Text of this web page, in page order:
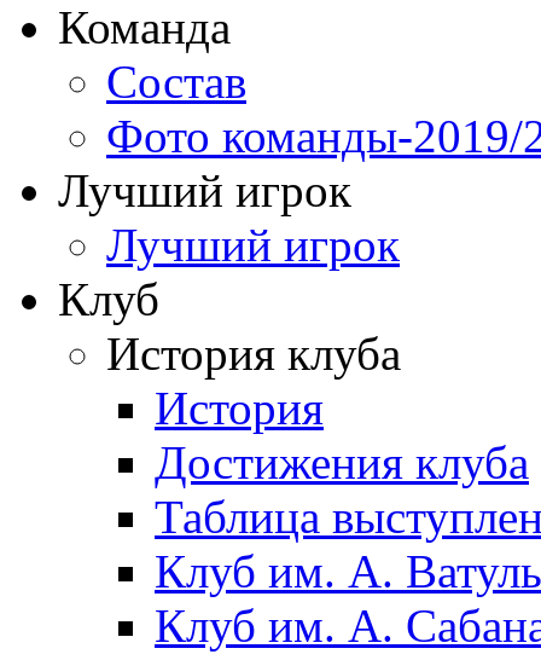
Команда
Состав
Фото команды-2019/
Лучший игрок
Лучший игрок
Клуб
История клуба
История
Достижения клуба
Таблица
Клуб им. А.
Клуб им. А.